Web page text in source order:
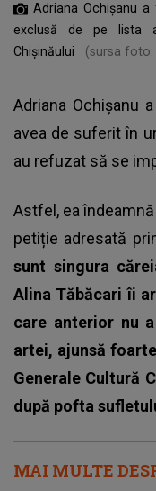
Adriana Ochișanu
exclusă de pe lista
Chișinăului
(sursa foto:
Adriana Ochișanu
avea de suferit în
au refuzat să se
Astfel, ea
petiție adresată
sunt singura
Alina Tăbăcari îi
care anterior nu
artei, ajunsă
Generale Cultură
după pofta
MAI MULTE